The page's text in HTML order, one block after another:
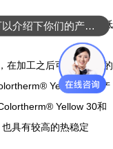
此外，它们的热稳定性低
在加工之后可创造巨大的
Yellow 20等产
Yellow 30和
具有较高的热稳定
可以介绍下你们的产品么